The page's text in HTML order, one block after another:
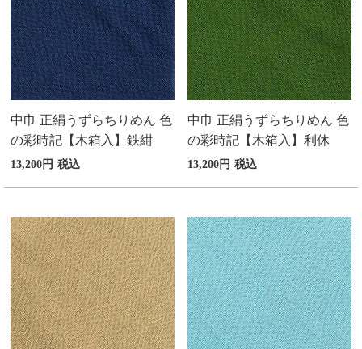
中巾 正絹うずらちりめん 色
の彩時記【木箱入】鉄紺
13,200 税込
中巾 正絹うずらちりめん 色
の彩時記【木箱入】利休
13,200 税込